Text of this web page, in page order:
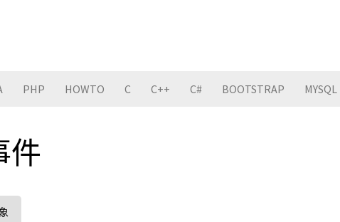
PHP HOWTO C C++ C# BOOTSTRAP MYSQL
件